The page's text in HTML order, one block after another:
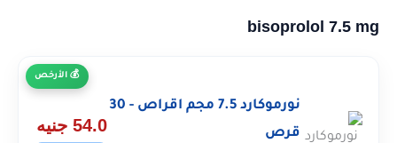
bisoprolol 7.5 mg
الأرخص
نورموكارد 7.5 مجم اقراص - 30
قرص
54.0 جنيه